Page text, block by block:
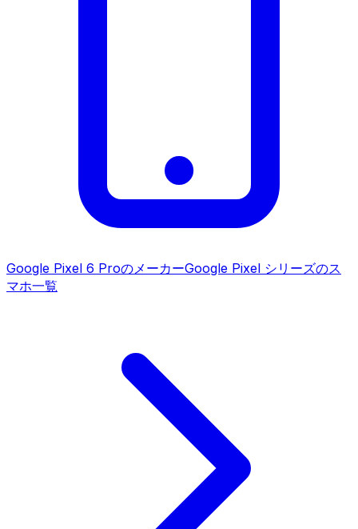
Google Pixel 6 ProのメーカーGoogle Pixel シリーズのス
マホ一覧